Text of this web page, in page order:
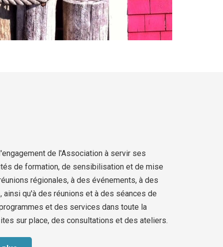
de l'Association à servir ses
de formation, de sensibilisation et de mise
régionales, à des événements, à des
qu'à des réunions et à des séances de
et des services dans toute la
sur place, des consultations et des ateliers.